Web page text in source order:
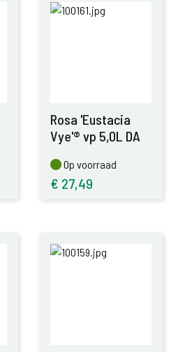
Rosa 'Eustacia
Vye'® vp 5,0L DA
Op voorraad
Op voorraad
€ 27,49